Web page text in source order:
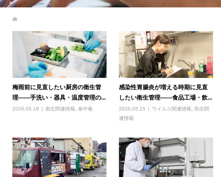
梅雨前に見直したい厨房の衛生管
理――手洗い・器具・温度管理の...
2026.05.18 衛生関連情報, 食中毒
感染性胃腸炎が増える時期に見直
したい衛生管理――食品工場・飲...
2026.05.15 ウイルス関連情報,衛生関
連情報